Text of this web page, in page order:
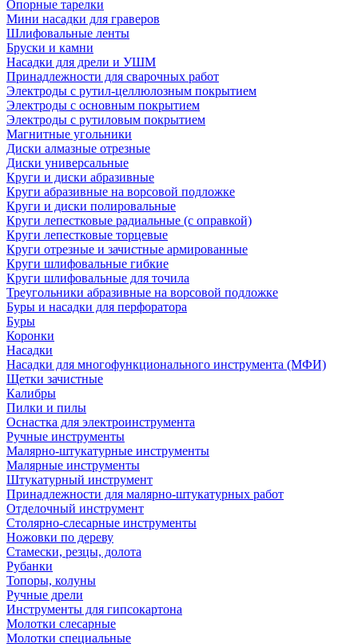
Опорные тарелки
Мини насадки для граверов
Шлифовальные ленты
Бруски и камни
Насадки для дрели и УШМ
Принадлежности для сварочных работ
Электроды с рутил-целлюлозным покрытием
Электроды с основным покрытием
Электроды с рутиловым покрытием
Магнитные угольники
Диски алмазные отрезные
Диски универсальные
Круги и диски абразивные
Круги абразивные на ворсовой подложке
Круги и диски полировальные
Круги лепестковые радиальные (с оправкой)
Круги лепестковые торцевые
Круги отрезные и зачистные армированные
Круги шлифовальные гибкие
Круги шлифовальные для точила
Треугольники абразивные на ворсовой подложке
Буры и насадки для перфоратора
Буры
Коронки
Насадки
Насадки для многофункционального инструмента (МФИ)
Щетки зачистные
Калибры
Пилки и пилы
Оснастка для электроинструмента
Ручные инструменты
Малярно-штукатурные инструменты
Малярные инструменты
Штукатурный инструмент
Принадлежности для малярно-штукатурных работ
Отделочный инструмент
Столярно-слесарные инструменты
Ножовки по дереву
Стамески, резцы, долота
Рубанки
Топоры, колуны
Ручные дрели
Инструменты для гипсокартона
Молотки слесарные
Молотки специальные